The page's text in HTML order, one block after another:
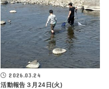
2026.03.24
活動報告３月24日(火)